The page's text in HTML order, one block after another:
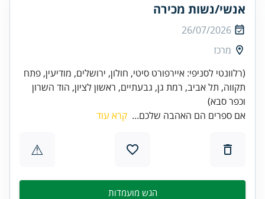
אנשי/נשות מכירה
26/07/2026
מרכז
(רלוונטי לסניפי: איירפורט סיטי, חולון, ירושלים, מודיעין, פתח
תקווה, תל אביב, רמת גן, גבעתיים, ראשון לציון, הוד השרון
וכפר סבא)
אם ספרים הם האהבה שלכם... קרא עוד
⚠
הגש מועמדות